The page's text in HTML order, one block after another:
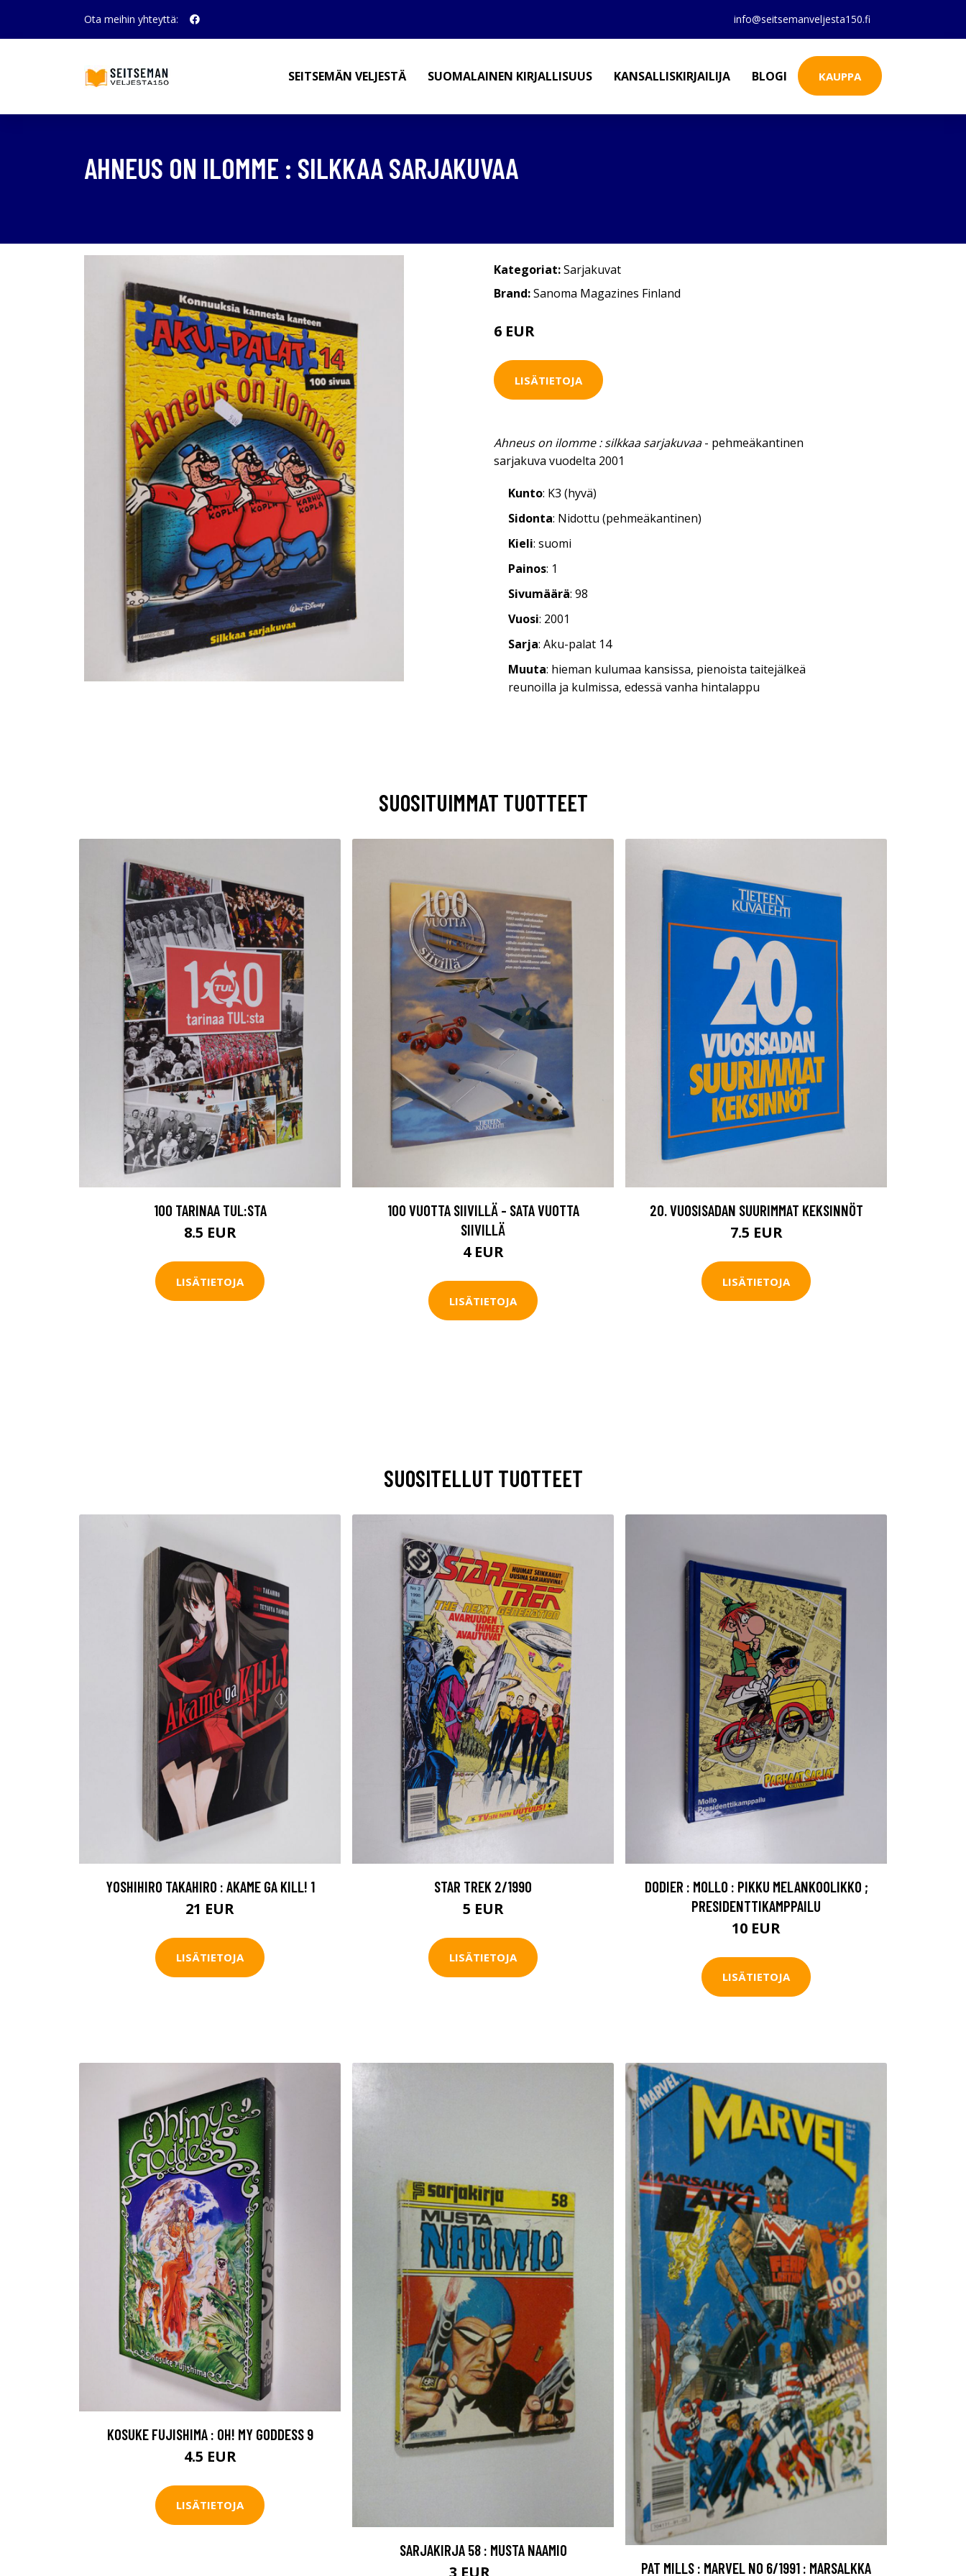
Ota meihin yhteyttä: info@seitsemanveljesta150.fi
SEITSEMÄN VELJESTÄ SUOMALAINEN KIRJALLISUUS KANSALLISKIRJAILIJA BLOGI KAUPPA
AHNEUS ON ILOMME : SILKKAA SARJAKUVAA
Kategoriat:Sarjakuvat
Brand:Sanoma Magazines Finland
6 EUR
LISÄTIETOJA
Ahneus on ilomme : silkkaa sarjakuvaa- pehmeäkantinen
sarjakuva vuodelta 2001
Kunto: K3 (hyvä)
Sidonta: Nidottu (pehmeäkantinen)
Kieli: suomi
Painos: 1
Sivumäärä: 98
Vuosi: 2001
Sarja: Aku-palat 14
Muuta: hieman kulumaa kansissa, pienoista taitejälkeä
reunoilla ja kulmissa, edessä vanha hintalappu
SUOSITUIMMAT TUOTTEET
100 TARINAA TUL:STA
8.5 EUR
LISÄTIETOJA
100 VUOTTA SIIVILLÄ - SATA VUOTTA
SIIVILLÄ
4 EUR
LISÄTIETOJA
20. VUOSISADAN SUURIMMAT KEKSINNÖT
7.5 EUR
LISÄTIETOJA
SUOSITELLUT TUOTTEET
YOSHIHIRO TAKAHIRO : AKAME GA KILL! 1
21 EUR
LISÄTIETOJA
STAR TREK 2/1990
5 EUR
LISÄTIETOJA
DODIER : MOLLO : PIKKU MELANKOOLIKKO ;
PRESIDENTTIKAMPPAILU
10 EUR
LISÄTIETOJA
KOSUKE FUJISHIMA : OH! MY GODDESS 9
4.5 EUR
LISÄTIETOJA
SARJAKIRJA 58 : MUSTA NAAMIO
PAT MILLS : MARVEL NO 6/1991 : MARSALKKA